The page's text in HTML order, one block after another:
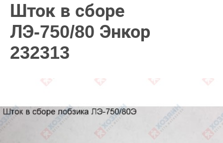
Шток в сборе
ЛЭ-750/80 Энкор
232313